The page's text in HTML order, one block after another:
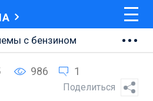
с бензином
986 1
Поделиться